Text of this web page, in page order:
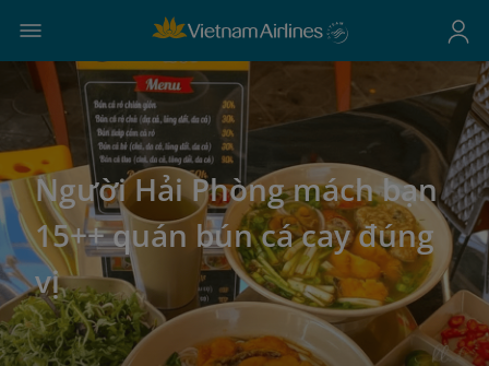
Người Hải Phòng mách bạn
15++ quán bún cá cay đúng
vị